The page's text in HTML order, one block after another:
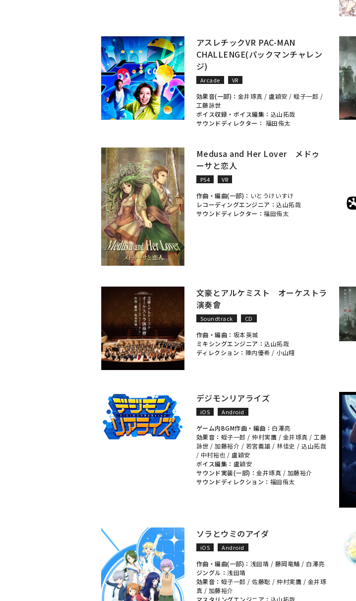
アスレチックVR PAC-MAN
CHALLENGE(パックマンチャレン
ジ)
Arcade VR
効果音(一部)： 金井琢真 / 盧穎安 /蛭子一郎 /
工藤詠世
ボイス収録・ボイス編集： 込山拓哉
サウンドディレクター： 福田侑太
Medusa and Her Lover メドゥ
ーサと恋人
PS4 VR
作曲・編曲(一部)： いとうけいすけ
レコーディングエンジニア：込山拓哉
サウンドディレクター：福田侑太
文豪とアルケミスト オーケストラ
演奏會
Soundtrack CD
作曲・編曲： 坂本英城
ミキシングエンジニア：込山拓哉
ディレクション： 陣内優希 / 小山翔
デジモンリアライズ
iOS Android
ゲーム内BGM作曲・編曲： 白澤亮
効果音： 蛭子一郎 /仲村実鷹 / 金井琢真 /工藤
詠世 /加藤裕介 / 若宮義雄 /林佳史 /込山拓哉
/ 中村裕也 / 盧穎安
ボイス編集： 盧穎安
サウンド実装(一部)：金井琢真 / 加藤裕介
サウンドディレクション： 福田侑太
ソラとウミのアイダ
iOS Android
作曲・編曲(一部)： 浅田靖 / 藤岡竜輔 / 白澤亮
ジングル：浅田靖
効果音： 蛭子一郎 /佐藤聡 /仲村実鷹 / 金井琢
真 / 加藤裕介